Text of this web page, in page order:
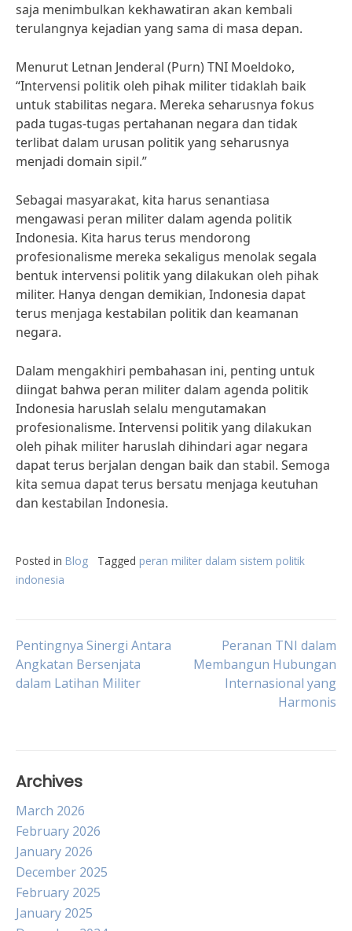
saja menimbulkan kekhawatiran akan kembali
terulangnya kejadian yang sama di masa depan.
Menurut Letnan Jenderal (Purn) TNI Moeldoko,
“Intervensi politik oleh pihak militer tidaklah baik
untuk stabilitas negara. Mereka seharusnya fokus
pada tugas-tugas pertahanan negara dan tidak
terlibat dalam urusan politik yang seharusnya
menjadi domain sipil.”
Sebagai masyarakat, kita harus senantiasa
mengawasi peran militer dalam agenda politik
Indonesia. Kita harus terus mendorong
profesionalisme mereka sekaligus menolak segala
bentuk intervensi politik yang dilakukan oleh pihak
militer. Hanya dengan demikian, Indonesia dapat
terus menjaga kestabilan politik dan keamanan
negara.
Dalam mengakhiri pembahasan ini, penting untuk
diingat bahwa peran militer dalam agenda politik
Indonesia haruslah selalu mengutamakan
profesionalisme. Intervensi politik yang dilakukan
oleh pihak militer haruslah dihindari agar negara
dapat terus berjalan dengan baik dan stabil. Semoga
kita semua dapat terus bersatu menjaga keutuhan
dan kestabilan Indonesia.
Posted in Blog Tagged peran militer dalam sistem politik
indonesia
Post
navigation
Pentingnya Sinergi Antara
Angkatan Bersenjata
dalam Latihan Militer
Peranan TNI dalam
Membangun Hubungan
Internasional yang
Harmonis
Archives
March 2026
February 2026
January 2026
December 2025
February 2025
January 2025